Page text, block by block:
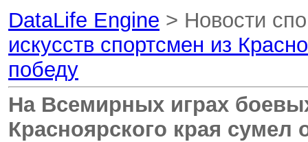
DataLife Engine > Новости
искусств спортсмен из
победу
На Всемирных играх
Красноярского края сумел